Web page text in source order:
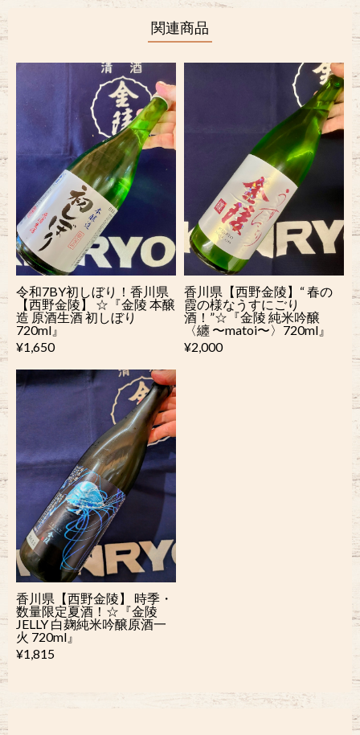
関連商品
令和7BY初しぼり！香川県
【西野金陵】 ☆『金陵 本醸
造 原酒生酒 初しぼり
720ml』
¥1,650
香川県【西野金陵】“ 春の
霞の様なうすにごり
酒！”☆『金陵 純米吟醸
〈纏 〜matoi〜〉720ml』
¥2,000
香川県【西野金陵】 時季・
数量限定夏酒！☆『金陵
JELLY 白麹純米吟醸原酒一
火 720ml』
¥1,815